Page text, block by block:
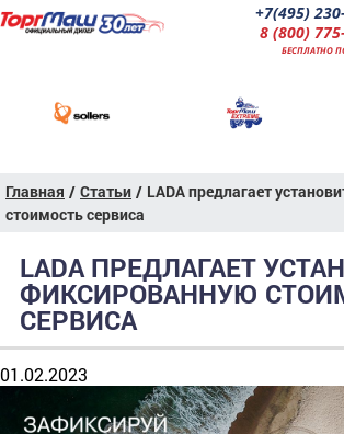
+7(495)
8 (800)
БЕСПЛАТНО
Главная / Статьи / LADA предлагает
стоимость сервиса
LADA ПРЕДЛАГАЕТ
ФИКСИРОВАННУЮ
СЕРВИСА
01.02.2023